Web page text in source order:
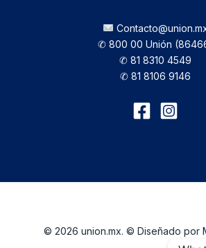
✆ 800 00 Unión
✆ 81 8310 4549
✆ 81 8106 9146
© 2026 union.mx. © Diseñado por